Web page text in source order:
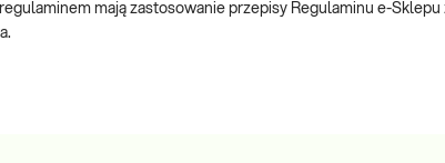
mają zastosowanie przepisy Regulaminu e-